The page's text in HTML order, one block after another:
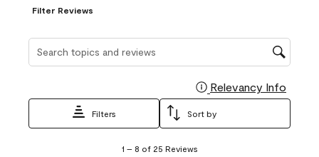
Filter Reviews
Relevancy Info
Filters Sort by
1 – 8 of 25 Reviews